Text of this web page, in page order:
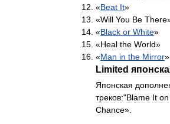
«Beat It»
«Will You Be There
«Black or White»
«Heal the World»
«Man in the Mirror»
Limited
Японская
треков:"Blame It on
Chance».